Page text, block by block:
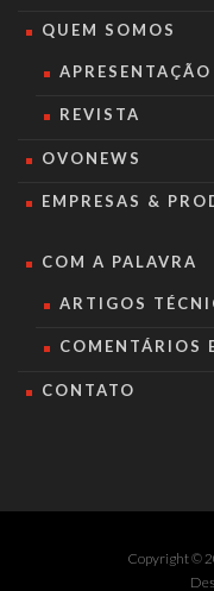
QUEM SOMOS
APRESENTAÇÃO
REVISTA
OVONEWS
EMPRESAS &
COM A PALAVRA
ARTIGOS
COMENTÁRIOS
CONTATO
Copyright ©